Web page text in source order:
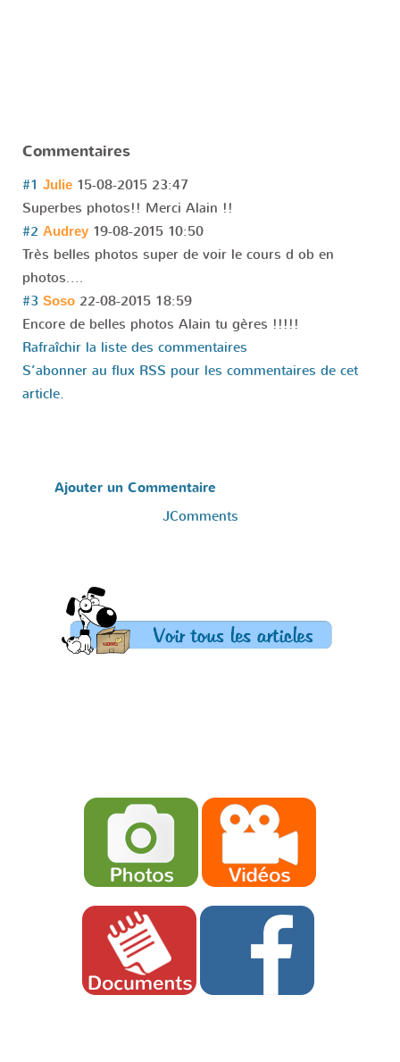
Commentaires
#1 Julie 15-08-2015 23:47
Superbes photos!! Merci Alain !!
#2 Audrey 19-08-2015 10:50
Très belles photos super de voir le cours d ob en
photos....
#3 Soso 22-08-2015 18:59
Encore de belles photos Alain tu gères !!!!!
Rafraîchir la liste des commentaires
S’abonner au flux RSS pour les commentaires de cet
article.
Ajouter un Commentaire
JComments